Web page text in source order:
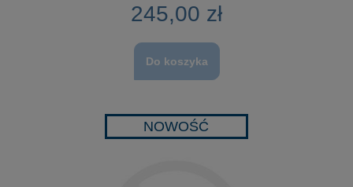
245,00 zł
Do koszyka
NOWOŚĆ